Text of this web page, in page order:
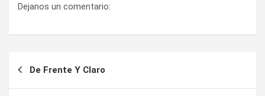
Dejanos un comentario:
De Frente Y Claro